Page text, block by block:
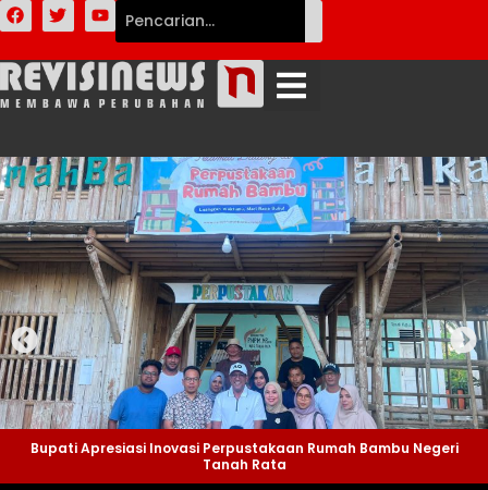
Bupati Apresiasi Inovasi Perpustakaan Rumah Bambu Negeri
Tanah Rata